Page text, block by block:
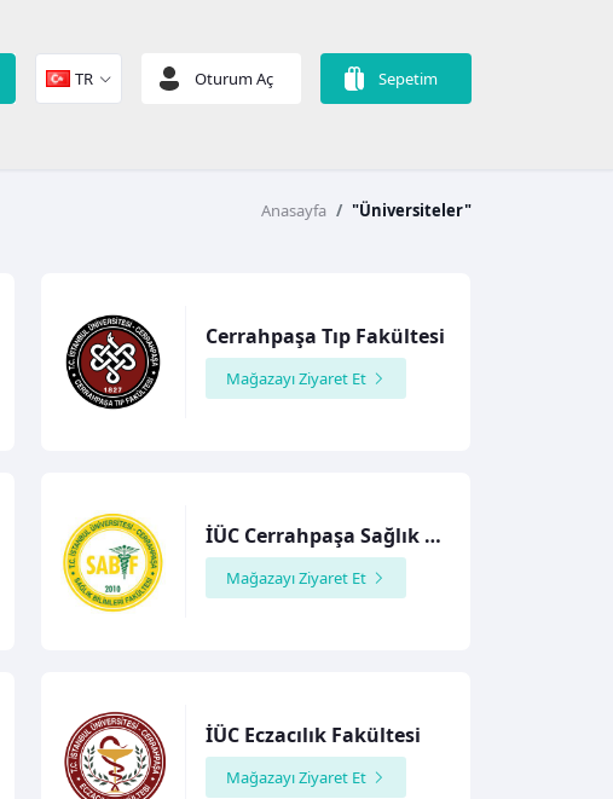
TR Oturum Aç Sepetim
Anasayfa "Üniversiteler"
Cerrahpaşa Tıp Fakültesi
Mağazayı Ziyaret Et
İÜC Cerrahpaşa Sağlık Bilimleri Fakültesi
Mağazayı Ziyaret Et
İÜC Eczacılık Fakültesi
Mağazayı Ziyaret Et